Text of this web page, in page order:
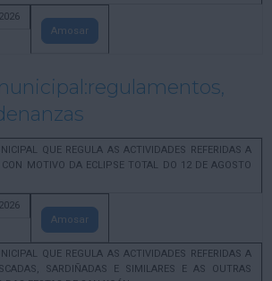
Amosar
QUE REGULA AS ACTIVIDADES REFERIDAS A
MOTIVO DA ECLIPSE TOTAL DO 12 DE AGOSTO
Amosar
QUE REGULA AS ACTIVIDADES REFERIDAS A
SARDIÑADAS E SIMILARES E AS OUTRAS